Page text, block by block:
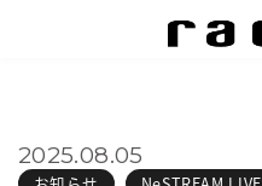
2025.08.05